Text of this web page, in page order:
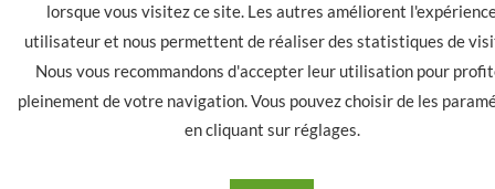
lorsque vous visitez ce site. Les autres améliorent
utilisateur et nous permettent de réaliser des statistiques de
Nous vous recommandons d'accepter leur utilisation pour
pleinement de votre navigation. Vous pouvez choisir de les
en cliquant sur réglages.